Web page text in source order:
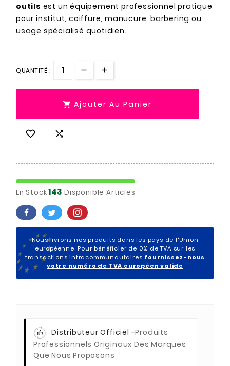
outils est un équipement professionnel pratique
pour institut, coiffure, manucure, barbering ou
usage spécialisé quotidien.
QUANTITÉ :
 Ajouter Au Panier
 
En Stock143 Disponible Articles
Nous livrons nos produits dans les pays de l'Union
européenne. Pour bénéficier de 0% de TVA sur les
transactions intracommunautaires fournissez-nous
votre numéro de TVA européen valide
Distributeur Officiel -Produits
Professionnels Originaux Des Marques
Que Nous Proposons